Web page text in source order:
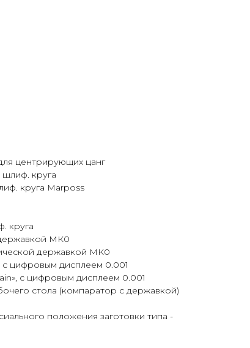
центрирующих цанг
круга
круга Marposs
круга
МК0
державкой МК0
с цифровым дисплеем 0.001
с цифровым дисплеем 0.001
стола (компаратор с державкой)
положения заготовки типа -